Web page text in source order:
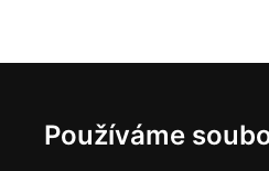
Používáme